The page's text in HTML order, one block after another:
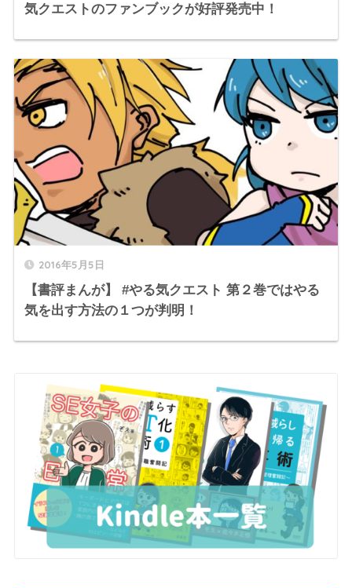
気クエストのファンブックが好評発売中！
2016年5月5日
【書評まんが】 #やる気クエスト 第２巻ではやる
気を出す方法の１つが判明！